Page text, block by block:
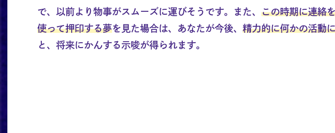
で、以前より物事がスムーズに運びそうです。また、 この時期に連絡
使って押印する夢を見た場合は、あなたが今後、 精力的に何かの活動
と、将来にかんする示唆が得られます。